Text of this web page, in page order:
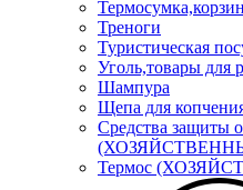
Треноги
Туристическая
Уголь,товары для
Шампура
Щепа для
Средства защиты
Термос